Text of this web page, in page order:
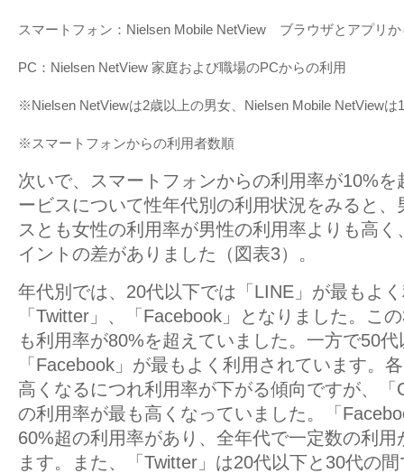
スマートフォン：Nielsen Mobile NetView ブラウザとアプリ
PC：Nielsen NetView 家庭および職場のPCからの利用
※Nielsen NetViewは2歳以上の男女、Nielsen Mobile NetViewは
※スマートフォンからの利用者数順
次いで、スマートフォンからの利用率が10%を
ービスについて性年代別の利用状況をみると
スとも女性の利用率が男性の利用率よりも高
イントの差がありました（図表3）。
年代別では、20代以下では「LINE」が最もよ
「Twitter」、「Facebook」となりました。こ
も利用率が80%を超えていました。一方で50
「Facebook」が最もよく利用されています。
高くなるにつれ利用率が下がる傾向ですが、「
の利用率が最も高くなっていました。「
60%超の利用率があり、全年代で一定数の利
ます。また、「Twitter」は20代以下と30代の